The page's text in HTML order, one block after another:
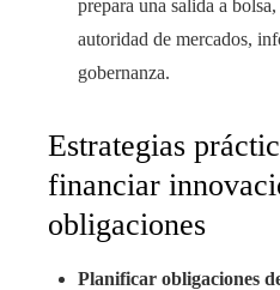
prepara una salida a
autoridad de mercados,
gobernanza.
Estrategias
financiar
obligaciones
Planificar obligaciones